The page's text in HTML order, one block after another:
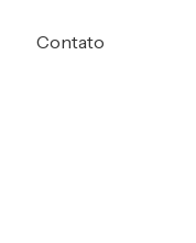
Contato